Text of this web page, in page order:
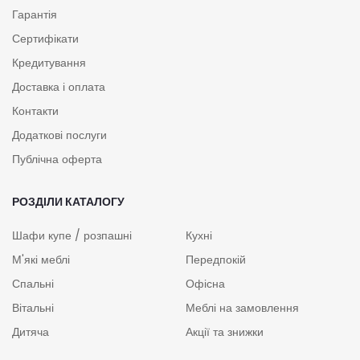
Гарантія
Сертифікати
Кредитування
Доставка і оплата
Контакти
Додаткові послуги
Публічна оферта
РОЗДІЛИ КАТАЛОГУ
Шафи купе / розпашні
М'які меблі
Спальні
Вітальні
Дитяча
Кухні
Передпокій
Офісна
Меблі на замовлення
Акції та знижки